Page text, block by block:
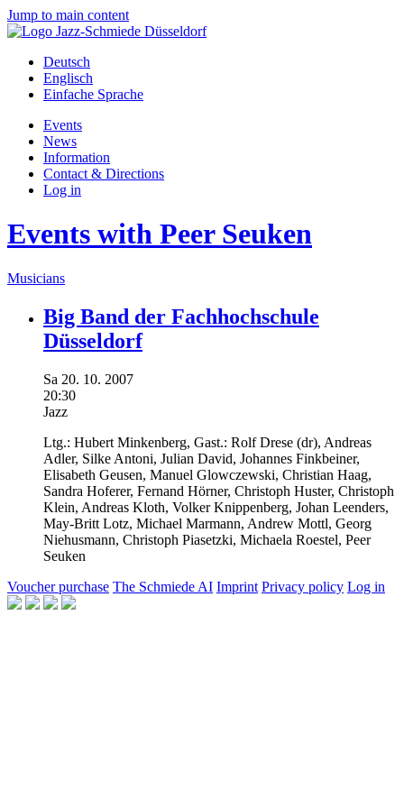
Jump to main content
Deutsch
Englisch
Einfache Sprache
Events
News
Information
Contact & Directions
Log in
Events with Peer Seuken
Musicians
Big Band der Fachhochschule
Düsseldorf
Sa 20. 10. 2007
20:30
Jazz
Ltg.: Hubert Minkenberg, Gast.: Rolf Drese (dr), Andreas
Adler, Silke Antoni, Julian David, Johannes Finkbeiner,
Elisabeth Geusen, Manuel Glowczewski, Christian Haag,
Sandra Hoferer, Fernand Hörner, Christoph Huster, Christoph
Klein, Andreas Kloth, Volker Knippenberg, Johan Leenders,
May-Britt Lotz, Michael Marmann, Andrew Mottl, Georg
Niehusmann, Christoph Piasetzki, Michaela Roestel, Peer
Seuken
Voucher purchase The Schmiede AI Imprint Privacy policy Log in